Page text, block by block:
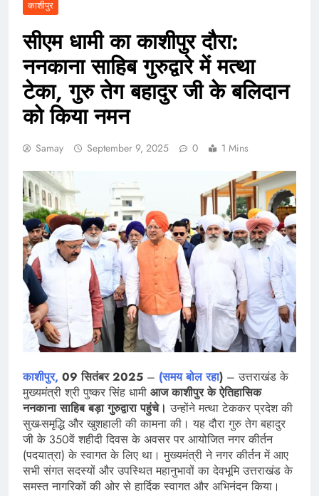
काशीपुर
सीएम धामी का काशीपुर दौरा:
ननकाना साहिब गुरुद्वारे में मत्था
टेका, गुरु तेग बहादुर जी के बलिदान
को किया नमन
Samay September 9, 2025 0 1 Mins
काशीपुर, 09 सितंबर 2025 – (समय बोल रहा) – उत्तराखंड के
मुख्यमंत्री श्री पुष्कर सिंह धामी आज काशीपुर के ऐतिहासिक
ननकाना साहिब बड़ा गुरुद्वारा पहुंचे।उन्होंने मत्था टेककर प्रदेश की
सुख-समृद्धि और खुशहाली की कामना की। यह दौरा गुरु तेग बहादुर
जी के 350वें शहीदी दिवस के अवसर पर आयोजित नगर कीर्तन
(पदयात्रा) के स्वागत के लिए था। मुख्यमंत्री ने नगर कीर्तन में आए
सभी संगत सदस्यों और उपस्थित महानुभावों का देवभूमि उत्तराखंड के
समस्त नागरिकों की ओर से हार्दिक स्वागत और अभिनंदन किया।